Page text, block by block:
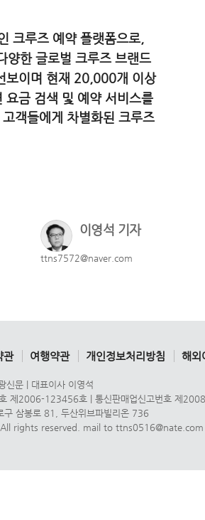
크루즈 예약 플랫폼으로,
양한 글로벌 크루즈 브랜드
보이며 현재 20,000개 이상
요금 검색 및 예약 서비스를
객들에게 차별화된 크루즈
이영석 기자
ttns7572@naver.com
관 여행약관 개인정보처리방침 해외
신문 | 대표이사 이영석
제2006-123456호 | 통신판매업신고번호 제
구 삼봉로 81, 두산위브파빌리온 736
rights reserved. mail to ttns0516@nate.com